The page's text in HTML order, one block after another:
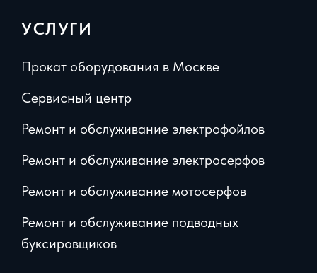
УСЛУГИ
Прокат оборудования в Москве
Сервисный центр
Ремонт и обслуживание электрофойлов
Ремонт и обслуживание электросерфов
Ремонт и обслуживание мотосерфов
Ремонт и обслуживание подводных
буксировщиков